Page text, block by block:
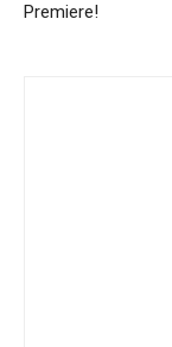
Premiere!